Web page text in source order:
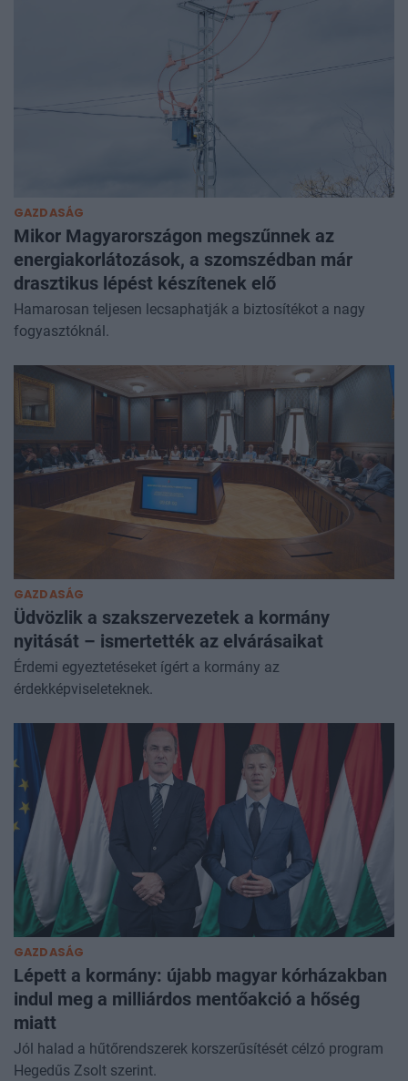
GAZDASÁG
Mikor Magyarországon megszűnnek az
energiakorlátozások, a szomszédban már
drasztikus lépést készítenek elő
Hamarosan teljesen lecsaphatják a biztosítékot a nagy
fogyasztóknál.
GAZDASÁG
Üdvözlik a szakszervezetek a kormány
nyitását – ismertették az elvárásaikat
Érdemi egyeztetéseket ígért a kormány az
érdekképviseleteknek.
GAZDASÁG
Lépett a kormány: újabb magyar kórházakban
indul meg a milliárdos mentőakció a hőség
miatt
Jól halad a hűtőrendszerek korszerűsítését célzó program
Hegedűs Zsolt szerint.